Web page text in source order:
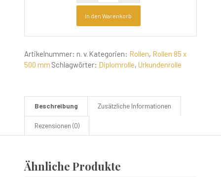
In den Warenkorb
Artikelnummer: n. v. Kategorien: Rollen, Rollen 85 x
500 mm Schlagwörter: Diplomrolle, Urkundenrolle
Beschreibung Zusätzliche Informationen
Rezensionen (0)
Ähnliche Produkte